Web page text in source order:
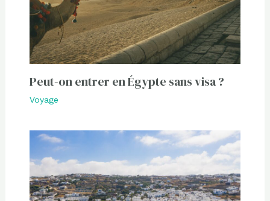
Peut-on entrer en Égypte sans visa ?
Voyage